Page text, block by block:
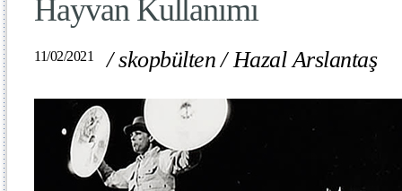
Hayvan Kullanımı
11/02/2021 /skopbülten /Hazal Arslantaş